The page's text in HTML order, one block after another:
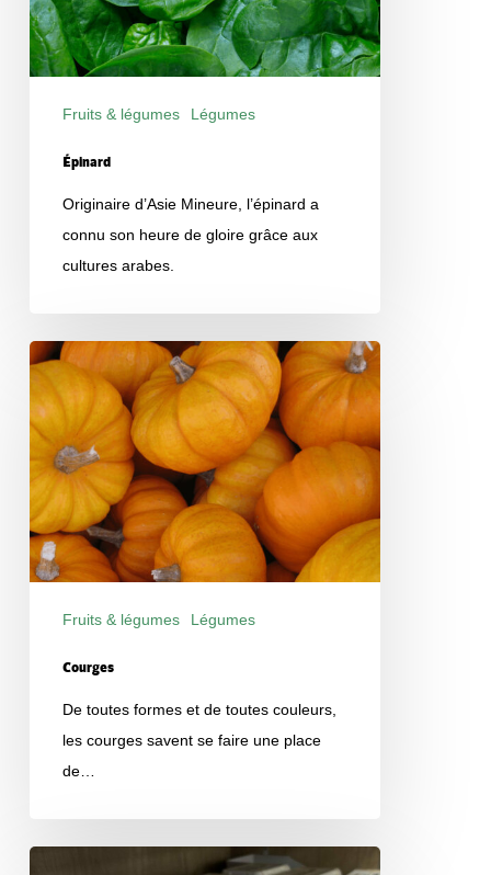
Fruits & légumes Légumes
Épinard
Originaire d’Asie Mineure, l’épinard a
connu son heure de gloire grâce aux
cultures arabes.
Courges
Fruits & légumes Légumes
Courges
De toutes formes et de toutes couleurs,
les courges savent se faire une place
de…